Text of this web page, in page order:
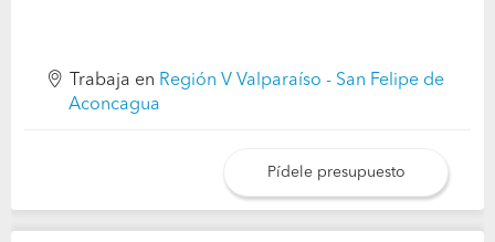
Trabaja en Región V Valparaíso - San Felipe de
Aconcagua
Pídele presupuesto